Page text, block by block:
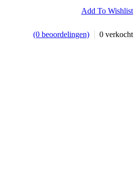
Add To Wishlist
(0 beoordelingen) 0 verkocht